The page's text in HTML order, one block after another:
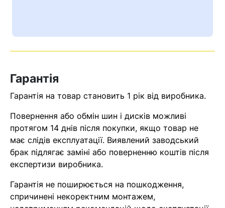
Кошик
Ваш номер надіслано.
Гарантія
Гарантія на товар становить 1 рік від виробника.
Повернення або обмін шин і дисків можливі
протягом 14 днів після покупки, якщо товар не
має слідів експлуатації. Виявлений заводський
брак підлягає заміні або поверненню коштів після
експертизи виробника.
Гарантія не поширюється на пошкодження,
спричинені некоректним монтажем,